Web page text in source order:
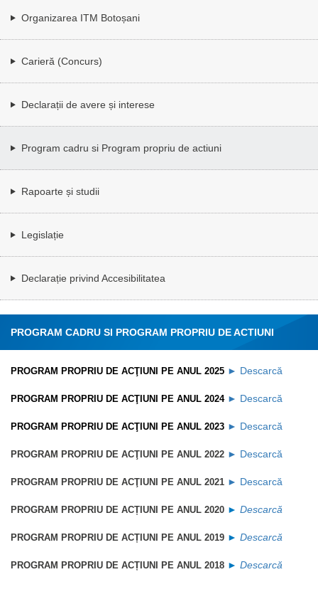
Organizarea ITM Botoșani
Carieră (Concurs)
Declarații de avere și interese
Program cadru si Program propriu de actiuni
Rapoarte și studii
Legislație
Declarație privind Accesibilitatea
PROGRAM CADRU SI PROGRAM PROPRIU DE ACTIUNI
PROGRAM PROPRIU DE ACŢIUNI PE ANUL 2025 ► Descarcă
PROGRAM PROPRIU DE ACŢIUNI PE ANUL 2024 ► Descarcă
PROGRAM PROPRIU DE ACŢIUNI PE ANUL 2023 ► Descarcă
PROGRAM PROPRIU DE ACŢIUNI PE ANUL 2022 ► Descarcă
PROGRAM PROPRIU DE ACŢIUNI PE ANUL 2021 ► Descarcă
PROGRAM PROPRIU DE ACȚIUNI PE ANUL 2020 ► Descarcă
PROGRAM PROPRIU DE ACȚIUNI PE ANUL 2019 ► Descarcă
PROGRAM PROPRIU DE ACȚIUNI PE ANUL 2018 ► Descarcă